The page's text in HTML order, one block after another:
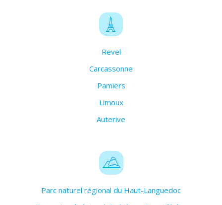
Revel
Carcassonne
Pamiers
Limoux
Auterive
Parc naturel régional du Haut-Languedoc